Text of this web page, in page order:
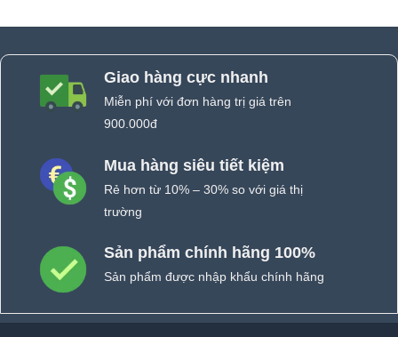
Giao hàng cực nhanh
Miễn phí với đơn hàng trị giá trên
900.000đ
Mua hàng siêu tiết kiệm
Rẻ hơn từ 10% – 30% so với giá thị
trường
Sản phẩm chính hãng 100%
Sản phẩm được nhập khẩu chính hãng